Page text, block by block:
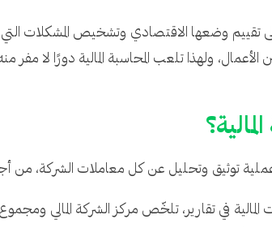
تقييم وضعها الاقتصادي وتشخيص المشكلات التي
الأعمال، ولهذا تلعب المحاسبة المالية دورًا لا
عملية توثيق وتحليل عن كل معاملات الشركة، من
المالية في تقارير، تلخّص مركز الشركة المالي